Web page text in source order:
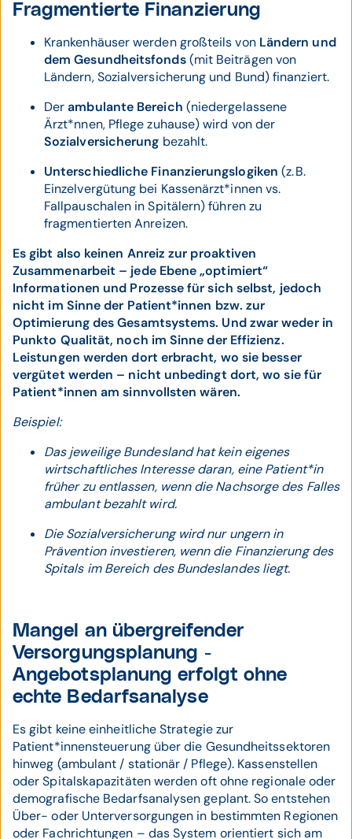
Fragmentierte Finanzierung
Krankenhäuser werden großteils von Ländern und
dem Gesundheitsfonds(mit Beiträgen von
Ländern, Sozialversicherung und Bund) finanziert.
Derambulante Bereich (niedergelassene
Ärzt*nnen, Pflege zuhause) wird von der
Sozialversicherung bezahlt.
Unterschiedliche Finanzierungslogiken (z. B.
Einzelvergütung bei Kassenärzt*innen vs.
Fallpauschalen in Spitälern) führen zu
fragmentierten Anreizen.
Es gibt also keinen Anreiz zur proaktiven
Zusammenarbeit – jede Ebene „optimiert“
Informationen und Prozesse für sich selbst, jedoch
nicht im Sinne der Patient*innen bzw. zur
Optimierung des Gesamtsystems. Und zwar weder in
Punkto Qualität, noch im Sinne der Effizienz.
Leistungen werden dort erbracht, wo sie besser
vergütet werden – nicht unbedingt dort, wo sie für
Patient*innen am sinnvollsten wären.
Beispiel:
Das jeweilige Bundesland hat kein eigenes
wirtschaftliches Interesse daran, eine Patient*in
früher zu entlassen, wenn die Nachsorge des Falles
ambulant bezahlt wird.
Die Sozialversicherung wird nur ungern in
Prävention investieren, wenn die Finanzierung des
Spitals im Bereich des Bundeslandes liegt.
Mangel an übergreifender
Versorgungsplanung -
Angebotsplanung erfolgt ohne
echte Bedarfsanalyse
Es gibt keine einheitliche Strategie zur
Patient*innensteuerung über die Gesundheitssektoren
hinweg (ambulant / stationär / Pflege). Kassenstellen
oder Spitalskapazitäten werden oft ohne regionale oder
demografische Bedarfsanalysen geplant. So entstehen
Über- oder Unterversorgungen in bestimmten Regionen
oder Fachrichtungen – das System orientiert sich am